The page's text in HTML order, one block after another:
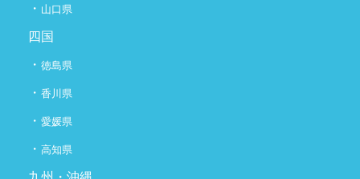
・ 山口県
四国
・ 徳島県
・ 香川県
・ 愛媛県
・ 高知県